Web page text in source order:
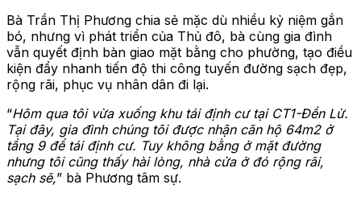
Bà Trần Thị Phương chia sẻ mặc dù nhiều kỷ niệm gắn
bó, nhưng vì phát triển của Thủ đô, bà cùng gia đình
vẫn quyết định bàn giao mặt bằng cho phường, tạo điều
kiện đẩy nhanh tiến độ thi công tuyến đường sạch đẹp,
rộng rãi, phục vụ nhân dân đi lại.
“Hôm qua tôi vừa xuống khu tái định cư tại CT1-Đền Lừ.
Tại đây, gia đình chúng tôi được nhận căn hộ 64m2 ở
tầng 9 để tái định cư. Tuy không bằng ở mặt đường
nhưng tôi cũng thấy hài lòng, nhà cửa ở đó rộng rãi,
sạch sẽ,” bà Phương tâm sự.